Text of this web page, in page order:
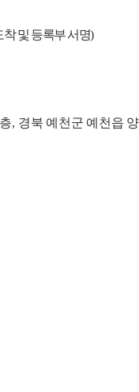
및 등록부 서명)
층, 경북 예천군 예천읍